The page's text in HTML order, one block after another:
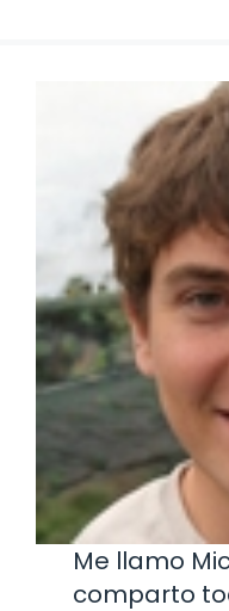
Me llamo
comparto